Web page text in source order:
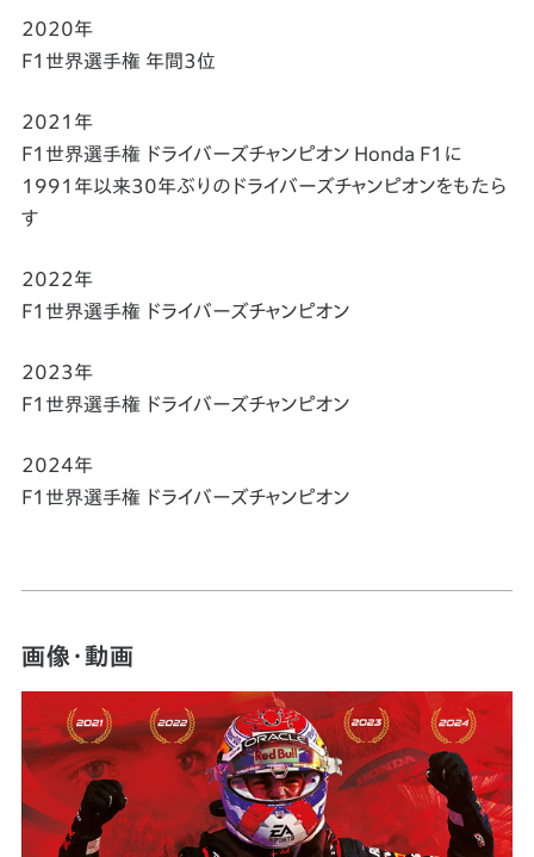
2020年
F1世界選手権 年間3位
2021年
F1世界選手権 ドライバーズチャンピオン Honda F1に
1991年以来30年ぶりのドライバーズチャンピオンをもたら
す
2022年
F1世界選手権 ドライバーズチャンピオン
2023年
F1世界選手権 ドライバーズチャンピオン
2024年
F1世界選手権 ドライバーズチャンピオン
画像・動画